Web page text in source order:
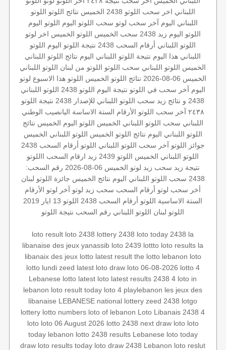
اللبناني اخر سحب اللوتو 2438 الخميس نتائج اللوتو اللوتو
اللبناني اليوم آخر سحب لوتو سحب اللوتو اليوم اللوتو اليوم
اللوتو اليوم زيد 2438
سحب الخميس اللوتو الخميس اخر لوتو
اللوتو اللبناني أرقام السحب 2438
نتيجة اللوتو اليوم اللوتو
اللبناني هذا اليوم نتيجة اللوتو اللبناني اليوم نتائج اللوتو اللبناني
الخميس اللوتو اللبناني سحب اللوتو اللوتو من لبنان اللوتو اللبناني
الخميس 06-08-2026
نتائج اللوتو الخميس اللوتو هذا الاسبوع لوتو
اليوم آخر سحب في اللوتو نتيجة اليوم اللوتو 2438
اللوتو اللبناني
2438 و نتائج زيد
سحب اللوتو اللبناني للإصدار 2438
نتيجة اللوتو
٢٤٣٨ آخر سحب اللوتو الأرقام الستة الاساسة اليانصيب الوطني
اللبناني سحب اللوتو اللبناني الخميس اللوتو اليوم الخميس نتائج
اللوتو اللبناني اليوم نتائج اللوتو الخميس اللوتو اللبناني الخميس
جوائز اللوتو آخر سحب اللوتو اللبناني اللوتو أرقام السحب 2438
اللوتو اللبناني الخميس اللوتو 2439 زيد ارقام السحب االلوتو
نتيجة زيد سحب زيد لوتو الخميس 06-08-2026
رقم السحب:
2438 سحب اللوتو اللبناني اليوم نتائج الخميس جائزة اللوتو لبنان
أخر سحب لوتو أرقام السحب سحب زيد لوتو آخر لوتو الأرقام
الستة الاساسية اللوتو أرقام السحب 2438
اللوتو 13 ايار 2019
اللوتو لبنان اللوتو اللبناني رقم السحب نتيجة اللوتو
loto result loto 2438 lottery 2438 loto today 2438 la
libanaise des jeux yanassib loto 2439 lottto loto results la
libanaix des jeux lotto latest result the lotto lebanon loto
lotto lundi zeed latest loto draw loto 06-08-2026 lotto 4
Lebanese lotto latest loto latest results 2438 4 loto in
lebanon loto result today loto 4 playlebanon les jeux des
libanaise LEBANESE national lottery zeed 2438 lotgo
lottery lotto numbers loto of lebanon Loto Libanais 2438 4
loto loto 06 August 2026 lotto 2438 next draw loto loto
today lebanon lotto 2438 results Lebanese loto today
draw loto results today loto draw 2438 Lebanon loto reslut